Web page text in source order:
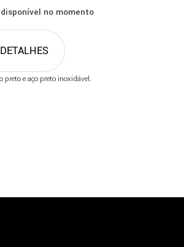
no momento
preto e aço preto inoxidável.